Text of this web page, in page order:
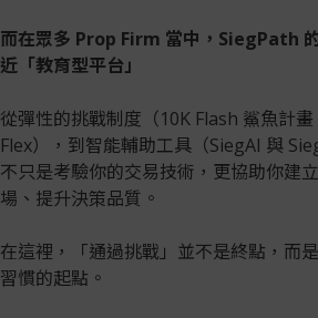
而在眾多 Prop Firm 當中，SiegPath
近「教育型平台」
從彈性的挑戰制度（10K Flash 鯊魚計
Flex），到智能輔助工具（SiegAI 與
不只是考驗你的交易技術，更協助你建
場、提升決策品質。
在這裡，「通過挑戰」並不是終點，而
習慣的起點。